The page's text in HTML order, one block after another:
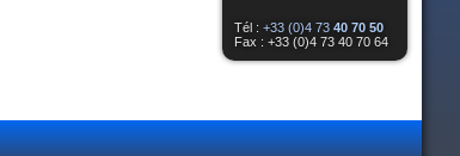
Tél : +33 (0)4 73 40 70 50
Fax : +33 (0)4 73 40 70 64